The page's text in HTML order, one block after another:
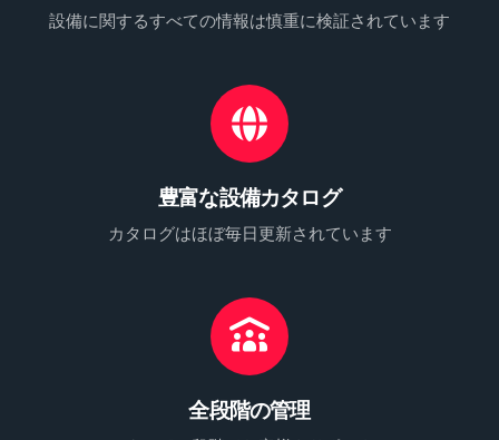
設備に関するすべての情報は慎重に検証されています
豊富な設備カタログ
カタログはほぼ毎日更新されています
全段階の管理